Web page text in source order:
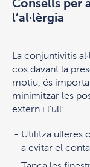
Consells per
l’al·lèrgia
La conjuntivitis
cos davant la
motiu, és
minimitzar les
extern i l’ull:
Utilitza ulleres
a evitar el